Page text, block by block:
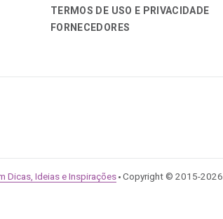
TERMOS DE USO E PRIVACIDADE
FORNECEDORES
Dicas, Ideias e Inspirações Copyright © 2015-2026